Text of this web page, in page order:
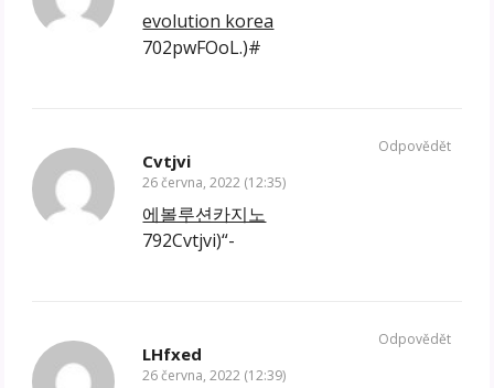
evolution korea
702pwFOoL.)#
Cvtjvi
26 června, 2022 (12:35)
에볼루션카지노
792Cvtjvi)“-
Odpovědět
LHfxed
26 června, 2022 (12:39)
Odpovědět